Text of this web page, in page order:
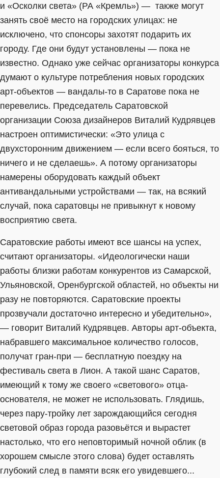
и «Осколки света» (РА «Кремль») — также могут
занять своё место на городских улицах: не
исключено, что спонсоры захотят подарить их
городу. Где они будут установлены — пока не
известно. Однако уже сейчас организаторы конкурса
думают о культуре потребления новых городских
арт-объектов — вандалы-то в Саратове пока не
перевелись. Председатель Саратовской
организации Союза дизайнеров Виталий Кудрявцев
настроен оптимистически: «Это улица с
двухсторонним движением — если всего бояться, то
ничего и не сделаешь». А потому организаторы
намерены оборудовать каждый объект
антивандальными устройствами — так, на всякий
случай, пока саратовцы не привыкнут к новому
восприятию света.
Саратовские работы имеют все шансы на успех,
считают организаторы. «Идеологически наши
работы близки работам конкурентов из Самарской,
Ульяновской, Оренбургской областей, но объекты ни
разу не повторяются. Саратовские проекты
прозвучали достаточно интересно и убедительно»,
— говорит Виталий Кудрявцев. Авторы арт-объекта,
набравшего максимальное количество голосов,
получат гран-при — бесплатную поездку на
фестиваль света в Лион. А такой шанс Саратов,
имеющий к тому же своего «светового» отца-
основателя, не может не использовать. Глядишь,
через пару-тройку лет зарождающийся сегодня
световой образ города разовьётся и вырастет
настолько, что его неповторимый ночной облик (в
хорошем смысле этого слова) будет оставлять
глубокий след в памяти всяк его увидевшего...